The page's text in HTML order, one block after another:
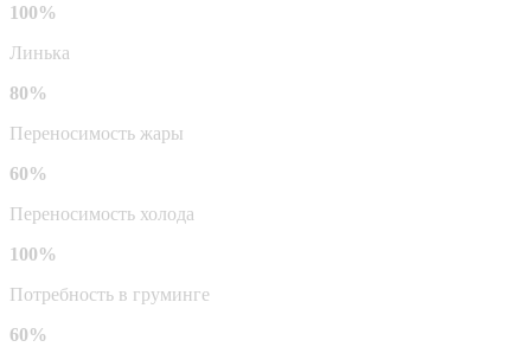
100%
Линька
80%
Переносимость жары
60%
Переносимость холода
100%
Потребность в груминге
60%